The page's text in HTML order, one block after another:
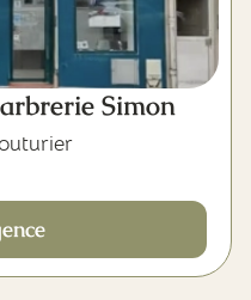
Simon